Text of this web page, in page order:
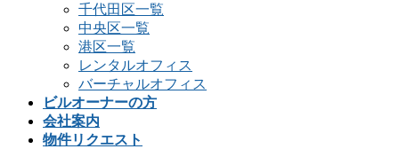
千代田区一覧
中央区一覧
港区一覧
レンタルオフィス
バーチャルオフィス
ビルオーナーの方
会社案内
物件リクエスト